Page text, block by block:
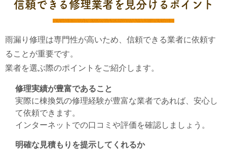
信頼できる修理業者を見分けるポイント
雨漏り修理は専門性が高いため、信頼できる業者に依頼す
ることが重要です。
業者を選ぶ際のポイントをご紹介します。
修理実績が豊富であること
実際に棟換気の修理経験が豊富な業者であれば、安心し
て依頼できます。
インターネットでの口コミや評価を確認しましょう。
明確な見積もりを提示してくれるか